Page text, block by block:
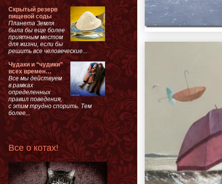
Скрытый резерв
пищевой соды
Планета Земля
была бы еще более
приятным местом
для жизни, если бы
решить все человеческие...
Чудаки и “чудики”
всех времен…
Все мы действуем
в рамках
определенных
правил поведения,
с этим трудно спорить. Тем
более...
Все о котах!